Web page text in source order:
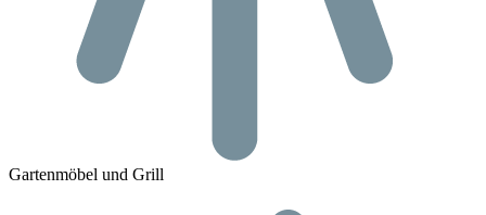
Gartenmöbel und Grill